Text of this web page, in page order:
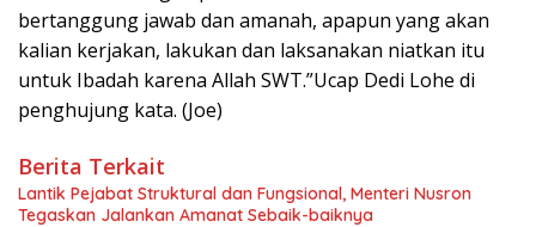
bertanggung jawab dan amanah, apapun yang akan
kalian kerjakan, lakukan dan laksanakan niatkan itu
untuk Ibadah karena Allah SWT.”Ucap Dedi Lohe di
penghujung kata. (Joe)
Berita Terkait
Lantik Pejabat Struktural dan Fungsional, Menteri Nusron
Tegaskan Jalankan Amanat Sebaik-baiknya